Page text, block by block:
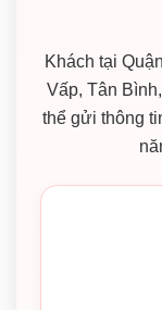
Khách tại
Vấp, Tân
thể gửi thông